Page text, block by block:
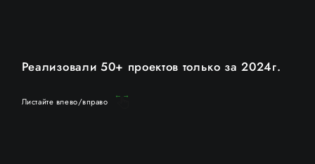
Реализовали 50+ проектов только за 2024г.
Листайте влево/вправо